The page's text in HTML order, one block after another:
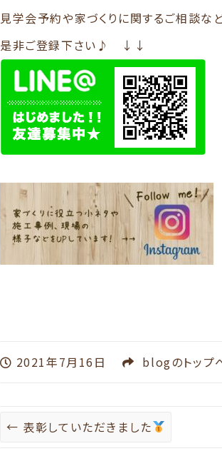
見学会予約や家づくりに関するご相談な
是非ご登録下さい♪ ↓↓
2021年7月16日 blogのトップ
← 表彰していただきました